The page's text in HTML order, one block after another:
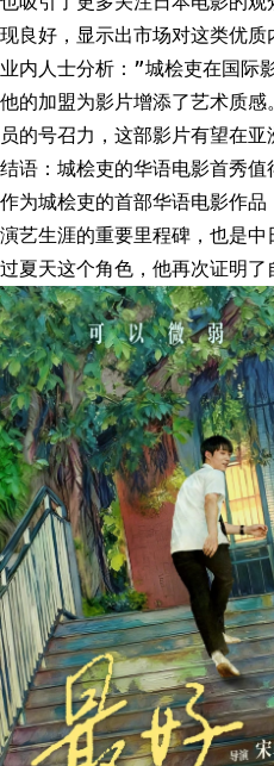
现良好，显示出市场对这类优质
业内人士分析：”城桧吏在国际
他的加盟为影片增添了艺术质
员的号召力，这部影片有望在
结语：城桧吏的华语电影首秀值
作为城桧吏的首部华语电影作
演艺生涯的重要里程碑，也是
过夏天这个角色，他再次证明了